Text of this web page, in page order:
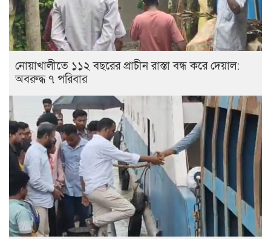
নোয়াখালীতে ১১২ বছরের প্রাচীন রাস্তা বন্ধ করে দেয়াল:
অবরুদ্ধ ৭ পরিবার